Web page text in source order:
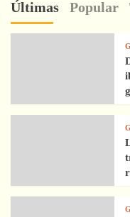
Últimas Popular